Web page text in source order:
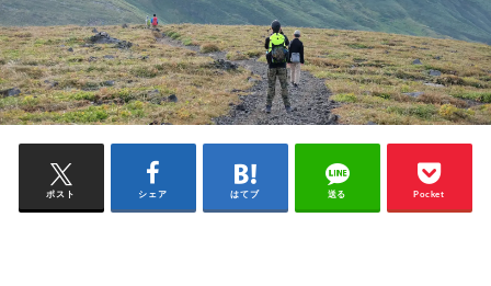
ポスト シェア はてブ 送る Pocket